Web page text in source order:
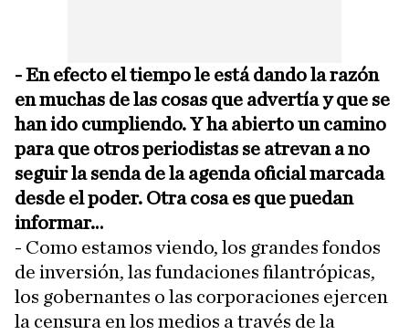
- En efecto el tiempo le está dando la razón
en muchas de las cosas que advertía y que se
han ido cumpliendo. Y ha abierto un camino
para que otros periodistas se atrevan a no
seguir la senda de la agenda oficial marcada
desde el poder. Otra cosa es que puedan
informar…
- Como estamos viendo, los grandes fondos
de inversión, las fundaciones filantrópicas,
los gobernantes o las corporaciones ejercen
la censura en los medios a través de la